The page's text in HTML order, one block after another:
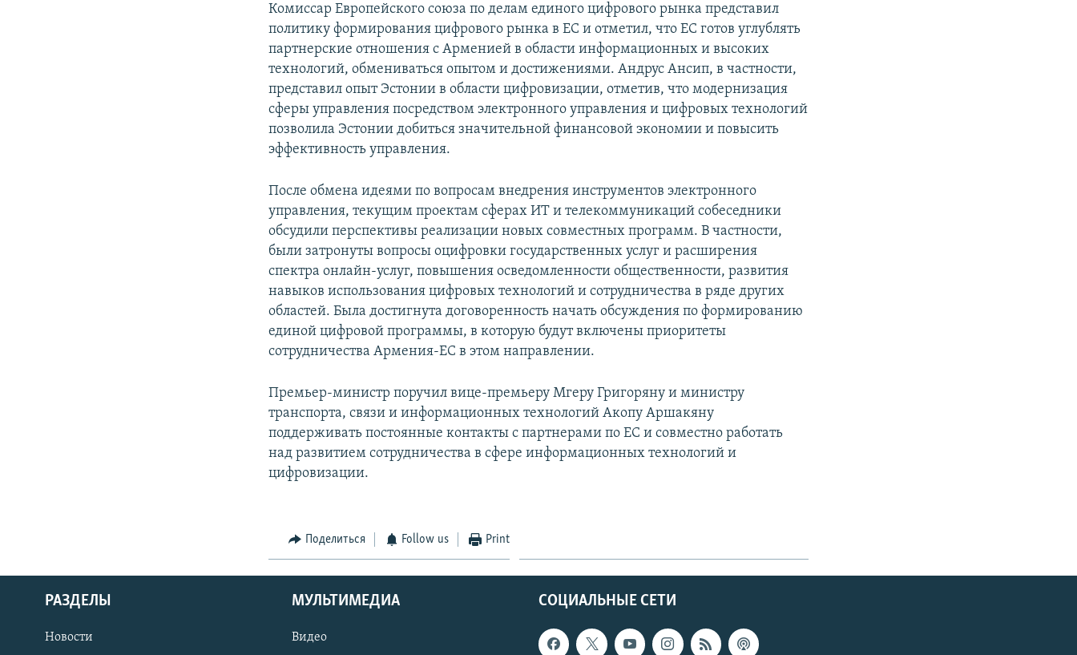
Комиссар Европейского союза по делам единого цифрового рынка представил
политику формирования цифрового рынка в ЕС и отметил, что ЕС готов углублять
партнерские отношения с Арменией в области информационных и высоких
технологий, обмениваться опытом и достижениями. Андрус Ансип, в частности,
представил опыт Эстонии в области цифровизации, отметив, что модернизация
сферы управления посредством электронного управления и цифровых технологий
позволила Эстонии добиться значительной финансовой экономии и повысить
эффективность управления.
После обмена идеями по вопросам внедрения инструментов электронного
управления, текущим проектам сферах ИТ и телекоммуникаций собеседники
обсудили перспективы реализации новых совместных программ. В частности,
были затронуты вопросы оцифровки государственных услуг и расширения
спектра онлайн-услуг, повышения осведомленности общественности, развития
навыков использования цифровых технологий и сотрудничества в ряде других
областей. Была достигнута договоренность начать обсуждения по формированию
единой цифровой программы, в которую будут включены приоритеты
сотрудничества Армения-ЕС в этом направлении.
Премьер-министр поручил вице-премьеру Мгеру Григоряну и министру
транспорта, связи и информационных технологий Акопу Аршакяну
поддерживать постоянные контакты с партнерами по ЕС и совместно работать
над развитием сотрудничества в сфере информационных технологий и
цифровизации.
Поделиться Follow us Print
СОЦИАЛЬНЫЕ СЕТИ
РАЗДЕЛЫ
Новости
МУЛЬТИМЕДИА
Видео